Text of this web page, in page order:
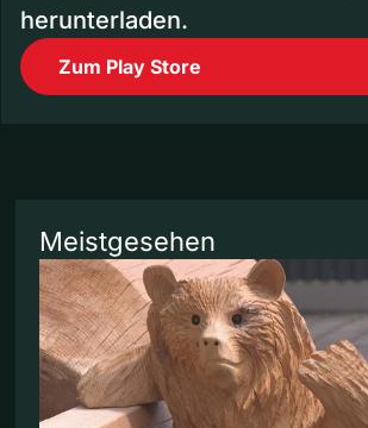
herunterladen.
Zum Play Store
Meistgesehen